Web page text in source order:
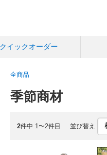
クイックオーダー
全商品
季節商材
2件中 1〜2件目 並び替え